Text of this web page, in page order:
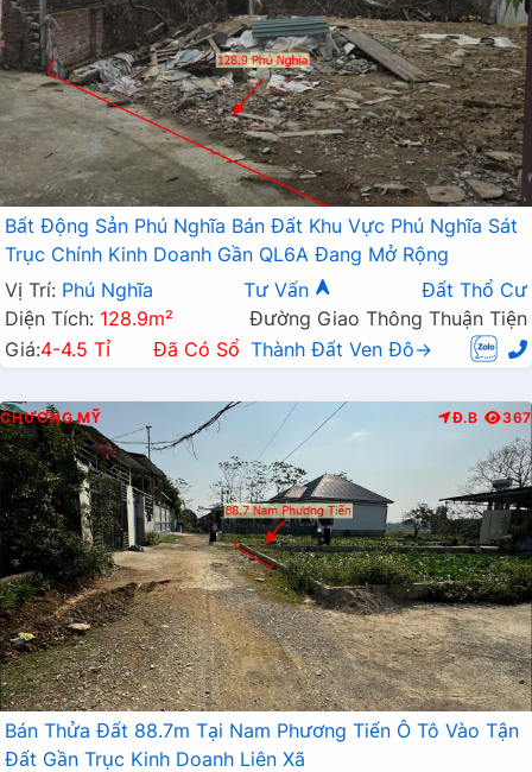
Bất Động Sản Phú Nghĩa Bán Đất Khu Vực Phú Nghĩa Sát
Trục Chính Kinh Doanh Gần QL6A Đang Mở Rộng
Vị Trí: Phú Nghĩa Tư Vấn
Đất Thổ Cư
Diện Tích: 128.9m²
Đường Giao Thông Thuận Tiện
Giá:4-4.5 Tỉ Đã Có Sổ Thành Đất Ven Đô→
CHƯƠNG MỸ Đ.B 367
Bán Thửa Đất 88.7m Tại Nam Phương Tiến Ô Tô Vào Tận
Đất Gần Trục Kinh Doanh Liên Xã